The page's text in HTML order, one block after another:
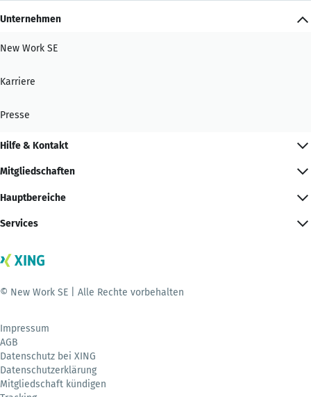
Unternehmen
New Work SE
Karriere
Presse
Hilfe & Kontakt
Mitgliedschaften
Hauptbereiche
Services
© New Work SE | Alle Rechte vorbehalten
Impressum
AGB
Datenschutz bei XING
Datenschutzerklärung
Mitgliedschaft kündigen